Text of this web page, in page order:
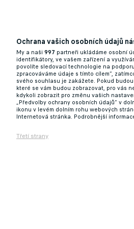
Simeone se
Ochrana vašich osobních údajů
My a naši 997 partneři ukládáme osobní
identifikátory, ve vašem zařízení a
povolíte sledovací technologie na
zpracováváme údaje s tímto cílem“,
svého souhlasu je zakážete. Pokud
které se vám budou zobrazovat, pro vás
kdykoli zobrazit pro změnu vašich
„Předvolby ochrany osobních údajů“ v
ikonu v levém dolním rohu webových
Internetová stránka. Podrobnější
Třetí strany